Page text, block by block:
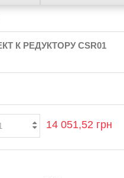
К РЕДУКТОРУ CSR01
14 051,52 грн